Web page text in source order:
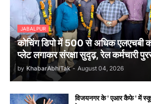
JABALPUR
कोचिंग डिपो में 500 से अधिक एलएचबी
प्लेट लगाकर संरक्षा सुदृढ़, रेल कर्मचारी
by KhabarAbhiTak - August 04, 2026
विजयनगर के ' एआर कैफे ' में स्कूल